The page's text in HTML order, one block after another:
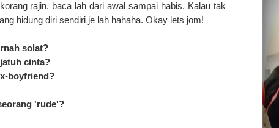
rajin, baca lah dari awal sampai habis. Kalau tak
hidung diri sendiri je lah hahaha. Okay lets jom!
solat?
cinta?
boyfriend?
'rude'?